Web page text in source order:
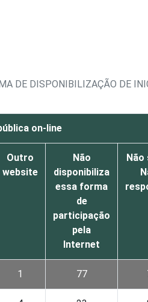
DE DISPONIBILIZAÇÃO DE
on-line
Outro
website
Não
disponibiliza
essa forma
de
participação
pela
Internet
Não
1 77